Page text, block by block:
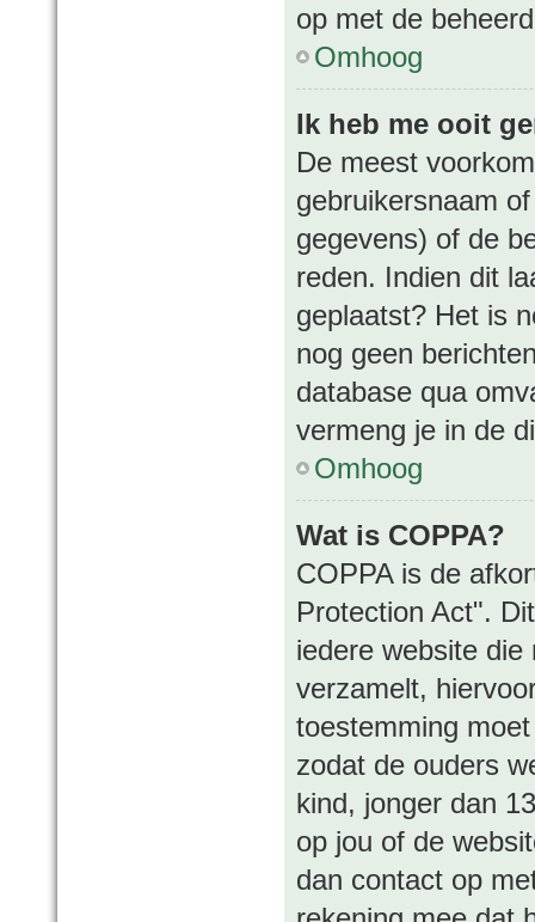
op met de
Omhoog
Ik heb me ooit
De meest
gebruikersnaam
gegevens) of de
reden. Indien dit
geplaatst? Het is
nog geen
database qua
vermeng je in de
Omhoog
Wat is COPPA?
COPPA is de
Protection Act".
iedere website
verzamelt,
toestemming
zodat de ouders
kind, jonger dan
op jou of de
dan contact op